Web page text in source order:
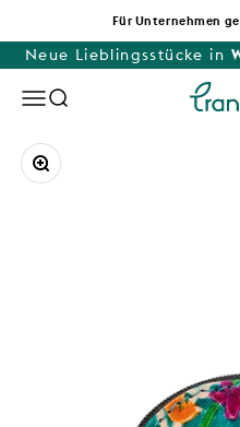
Für Unternehmen
Neue Lieblingsstücke in
MenüSuche
Bild vergrößern